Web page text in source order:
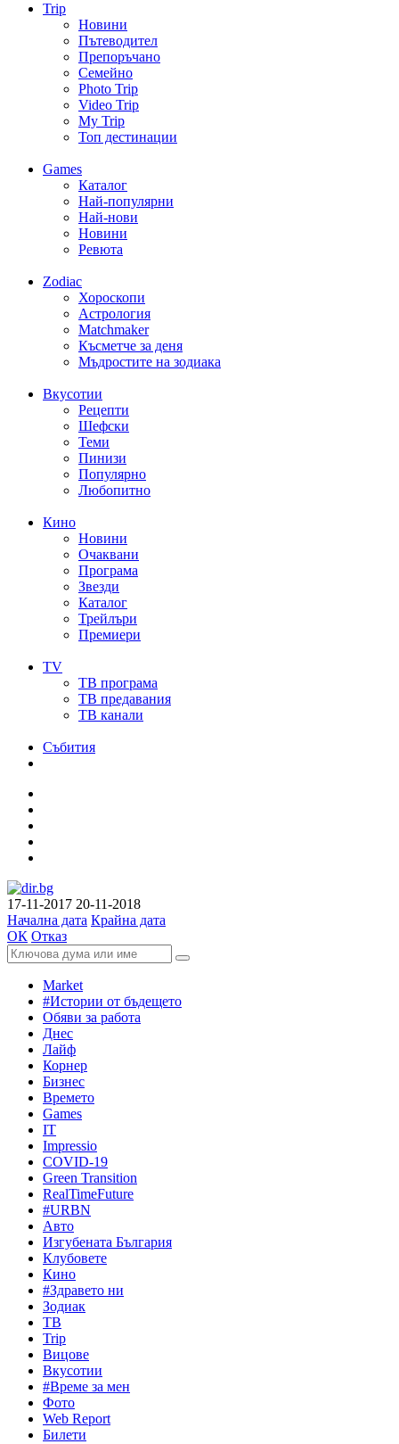
Trip
Новини
Пътеводител
Препоръчано
Семейно
Photo Trip
Video Trip
My Trip
Топ дестинации
Games
Каталог
Най-популярни
Най-нови
Новини
Ревюта
Zodiac
Хороскопи
Астрология
Matchmaker
Късметче за деня
Мъдростите на зодиака
Вкусотии
Рецепти
Шефски
Теми
Пинизи
Популярно
Любопитно
Кино
Новини
Очаквани
Програма
Звезди
Каталог
Трейлъри
Премиери
TV
ТВ програма
ТВ предавания
ТВ канали
Събития
17-11-2017 20-11-2018
Начална дата Крайна дата
ОК Отказ
Market
#Истории от бъдещето
Обяви за работа
Днес
Лайф
Корнер
Бизнес
Времето
Games
IT
Impressio
COVID-19
Green Transition
RealTimeFuture
#URBN
Авто
Изгубената България
Клубовете
Кино
#Здравето ни
Зодиак
ТВ
Trip
Вицове
Вкусотии
#Време за мен
Фото
Web Report
Билети